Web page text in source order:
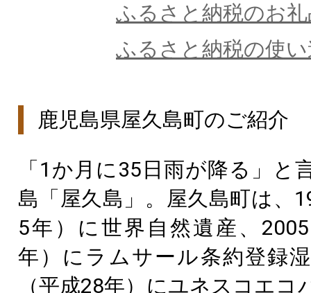
ふるさと納税のお
ふるさと納税の使
鹿児島県屋久島町のご紹介
「1か月に35日雨が降る」と
島「屋久島」。屋久島町は、
5年）に世界自然遺産、
年）にラムサール条約登録
（平成28年）にユネスコエコ